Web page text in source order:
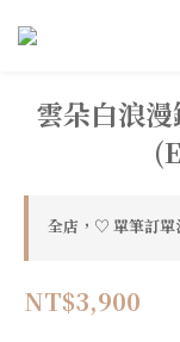
雲朵白浪
全店，♡ 單筆訂
NT$3,900